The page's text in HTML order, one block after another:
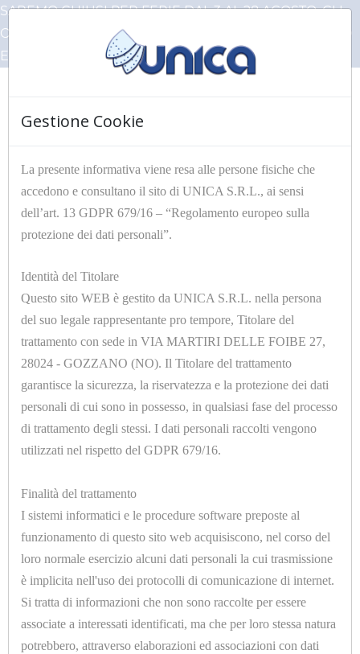
SAREMO CHIUSI PER FERIE DAL 3 AL 28 AGOSTO, GLI
ORDINI PERVENUTI IN QUESTO PERIODO VERRANNO
EVASI AL NOSTRO RIENTRO
☰
HOME Articoli Unica IMBOTTITURE A METRAGGIO
Filtri
12 di 31 risultati
Opzioni
U1010.E
MOLLETTONE POLIESTERE SP.=7mm. H.=1500mm.
Gestione Cookie
La presente informativa viene resa alle persone fisiche che
accedono e consultano il sito di UNICA S.R.L., ai sensi
dell’art. 13 GDPR 679/16 – “Regolamento europeo sulla
protezione dei dati personali”.
Identità del Titolare
Questo sito WEB è gestito da UNICA S.R.L. nella persona
del suo legale rappresentante pro tempore, Titolare del
trattamento con sede in VIA MARTIRI DELLE FOIBE 27,
28024 - GOZZANO (NO). Il Titolare del trattamento
garantisce la sicurezza, la riservatezza e la protezione dei dati
personali di cui sono in possesso, in qualsiasi fase del processo
di trattamento degli stessi. I dati personali raccolti vengono
utilizzati nel rispetto del GDPR 679/16.
Finalità del trattamento
I sistemi informatici e le procedure software preposte al
funzionamento di questo sito web acquisiscono, nel corso del
loro normale esercizio alcuni dati personali la cui trasmissione
è implicita nell'uso dei protocolli di comunicazione di internet.
Si tratta di informazioni che non sono raccolte per essere
associate a interessati identificati, ma che per loro stessa natura
potrebbero, attraverso elaborazioni ed associazioni con dati